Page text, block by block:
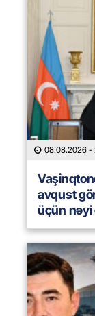
08.08.2026 -
avqust
üçün nəyi